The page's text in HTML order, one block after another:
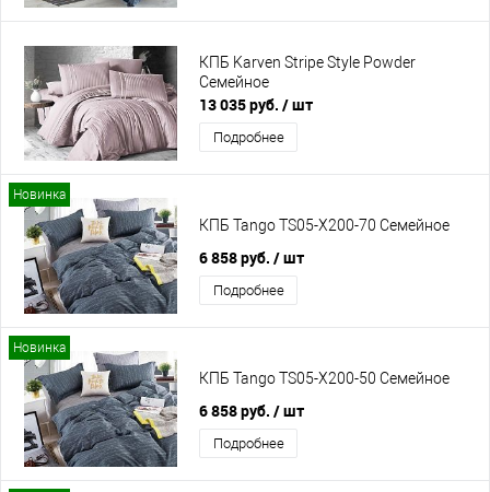
КПБ Karven Stripe Style Powder
Семейное
13 035 руб. / шт
Подробнее
Новинка
КПБ Tango TS05-X200-70 Семейное
6 858 руб. / шт
Подробнее
Новинка
КПБ Tango TS05-X200-50 Семейное
6 858 руб. / шт
Подробнее